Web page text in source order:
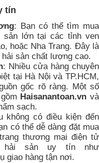
tín
: Bạn có thể tìm mua
lớn tại các tỉnh ven
hoặc Nha Trang. Đây là
sản chất lượng cao.
: Nhiều cửa hàng chuyên
tại Hà Nội và TP.HCM,
gốc rõ ràng. Một số
Haisanantoan.vn và
sạch.
không có điều kiện đến
có thể dễ dàng đặt mua
thương mại điện tử
hải sản uy tín như
giao hàng tận nơi.